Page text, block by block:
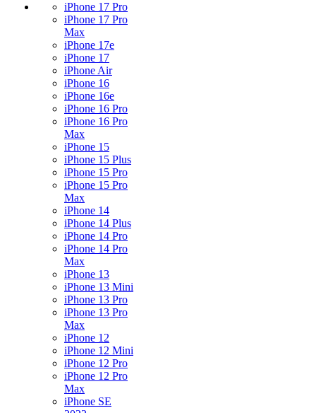
iPhone 17 Pro
iPhone 17 Pro
Max
iPhone 17e
iPhone 17
iPhone Air
iPhone 16
iPhone 16e
iPhone 16 Pro
iPhone 16 Pro
Max
iPhone 15
iPhone 15 Plus
iPhone 15 Pro
iPhone 15 Pro
Max
iPhone 14
iPhone 14 Plus
iPhone 14 Pro
iPhone 14 Pro
Max
iPhone 13
iPhone 13 Mini
iPhone 13 Pro
iPhone 13 Pro
Max
iPhone 12
iPhone 12 Mini
iPhone 12 Pro
iPhone 12 Pro
Max
iPhone SE